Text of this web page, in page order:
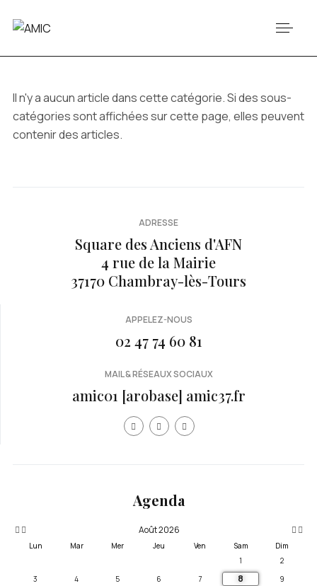
Il n'y a aucun article dans cette catégorie. Si des sous-
catégories sont affichées sur cette page, elles peuvent
contenir des articles.
ADRESSE
Square des Anciens d'AFN
4 rue de la Mairie
37170 Chambray-lès-Tours
APPELEZ-NOUS
02 47 74 60 81
MAIL & RÉSEAUX SOCIAUX
amic01 [arobase] amic37.fr
Agenda
Août 2026
Lun Mar Mer Jeu Ven Sam
Dim
1
2
3
4 5 6 7 8
9